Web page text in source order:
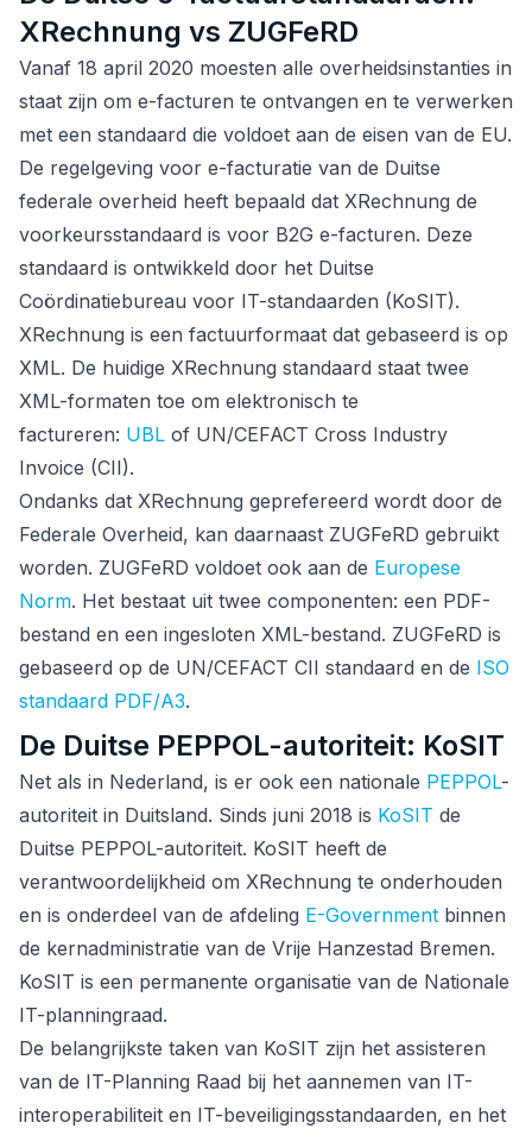
XRechnung vs ZUGFeRD
Vanaf 18 april 2020 moesten alle overheidsinstanties in
staat zijn om e-facturen te ontvangen en te verwerken
met een standaard die voldoet aan de eisen van de EU.
De regelgeving voor e-facturatie van de Duitse
federale overheid heeft bepaald dat XRechnung de
voorkeursstandaard is voor B2G e-facturen. Deze
standaard is ontwikkeld door het Duitse
Coördinatiebureau voor IT-standaarden (KoSIT).
XRechnung is een factuurformaat dat gebaseerd is op
XML. De huidige XRechnung standaard staat twee
XML-formaten toe om elektronisch te
factureren: UBL of UN/CEFACT Cross Industry
Invoice (CII).
Ondanks dat XRechnung geprefereerd wordt door de
Federale Overheid, kan daarnaast ZUGFeRD gebruikt
worden. ZUGFeRD voldoet ook aan de Europese
Norm. Het bestaat uit twee componenten: een PDF-
bestand en een ingesloten XML-bestand. ZUGFeRD is
gebaseerd op de UN/CEFACT CII standaard en de ISO
standaard PDF/A3.
De Duitse PEPPOL-autoriteit: KoSIT
Net als in Nederland, is er ook een nationale PEPPOL-
autoriteit in Duitsland. Sinds juni 2018 is KoSIT de
Duitse PEPPOL-autoriteit. KoSIT heeft de
verantwoordelijkheid om XRechnung te onderhouden
en is onderdeel van de afdeling E-Government binnen
de kernadministratie van de Vrije Hanzestad Bremen.
KoSIT is een permanente organisatie van de Nationale
IT-planningraad.
De belangrijkste taken van KoSIT zijn het assisteren
van de IT-Planning Raad bij het aannemen van IT-
interoperabiliteit en IT-beveiligingsstandaarden, en het